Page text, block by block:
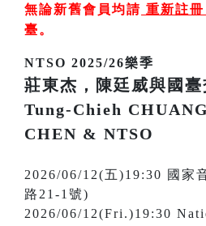
無論新舊會員均請 重新註冊
臺。
NTSO 2025/26樂季
莊東杰，陳廷威與國臺
Tung-Chieh
CHEN & NTSO
2026/06/12(五)19:30 國家
路21-1號)
2026/06/12(Fri.)19:30